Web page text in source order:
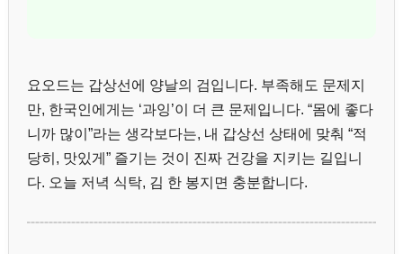
요오드는 갑상선에 양날의 검입니다. 부족해도 문제지
만, 한국인에게는 ‘과잉’이 더 큰 문제입니다. “몸에 좋다
니까 많이”라는 생각보다는, 내 갑상선 상태에 맞춰 “적
당히, 맛있게” 즐기는 것이 진짜 건강을 지키는 길입니
다. 오늘 저녁 식탁, 김 한 봉지면 충분합니다.